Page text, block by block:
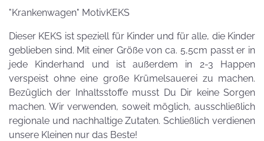
"Krankenwagen" MotivKEKS
Dieser KEKS ist speziell für Kinder und für alle, die Kinder
geblieben sind. Mit einer Größe von ca. 5,5cm passt er in
jede Kinderhand und ist außerdem in 2-3 Happen
verspeist ohne eine große Krümelsauerei zu machen.
Bezüglich der Inhaltsstoffe musst Du Dir keine Sorgen
machen. Wir verwenden, soweit möglich, ausschließlich
regionale und nachhaltige Zutaten. Schließlich verdienen
unsere Kleinen nur das Beste!